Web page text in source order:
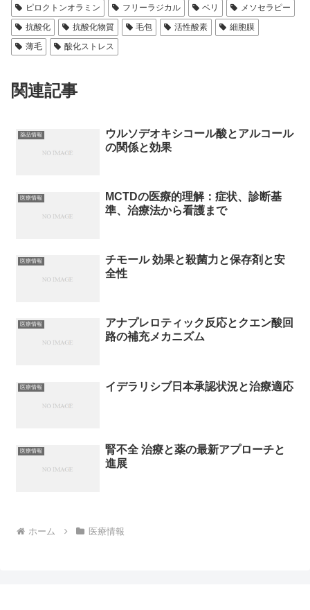
ピロクトンオラミン
フリーラジカル ベリ
メソセラピー
抗酸化
抗酸化物質 毛包 活性酸素
細胞膜
薄毛
酸化ストレス
関連記事
薬品情報
ウルソデオキシコール酸とアルコール
の関係と効果
医療情報
MCTDの医療的理解：症状、診断基
準、治療法から看護まで
医療情報
チモール 効果と殺菌力と保存剤と安
全性
医療情報
アナプレロティック反応とクエン酸回
路の補充メカニズム
医療情報 イデラリシブ日本承認状況と治療適応
医療情報
腎不全 治療と薬の最新アプローチと
進展
ホーム 医療情報